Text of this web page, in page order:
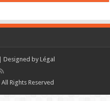
| Designed by Légal
Rights Reserved